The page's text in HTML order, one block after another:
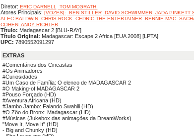
Diretor: ERIC DARNELL TOM MCGRATH
Atores Principais: [VOZES]: BEN STILLER DAVID SCHWIMMER JADA PINKETT
ALEC BALDWIN CHRIS ROCK CEDRIC THE ENTERTAINER BERNIE MAC
COHEN ANDY RICHTER
Título: Madagascar 2 [BLU-RAY]
Título Original: Madagascar: Escape 2 Africa [EUA 2008] [LPTA]
UPC: 7890552091297
EXTRAS
#Comentários dos Cineastas
#Os Animadores
#Curiosidades
#Um Caso de Família: O elenco de MADAGASCAR 2
#O Making-of MADAGASCAR 2
#Pouso Forçado (HD)
#Aventura Africana (HD)
#Jambo Jambo: Falando Swahili (HD)
#O Zôo do Bronx: Madagascar (HD)
#Músicas (Jukebox das animações da DreamWorks)
"Move It, Move It" (HD)
- Big and Chunky (HD)